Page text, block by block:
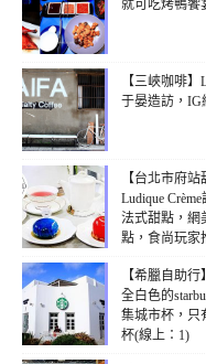
就可吃烤鴨饗
【三峽咖啡
于晏造訪，IG
【台北市府
Ludique
法式甜點，網
點，食尚玩家
【希臘自助
全白色的
集城市杯，只
杯(線上：1)